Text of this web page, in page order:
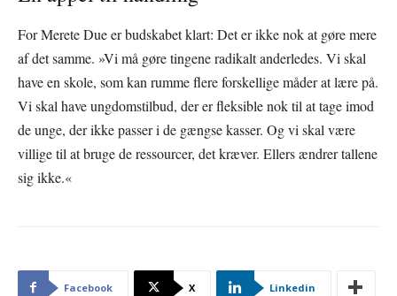
For Merete Due er budskabet klart: Det er ikke nok at gøre mere
af det samme. »Vi må gøre tingene radikalt anderledes. Vi skal
have en skole, som kan rumme flere forskellige måder at lære på.
Vi skal have ungdomstilbud, der er fleksible nok til at tage imod
de unge, der ikke passer i de gængse kasser. Og vi skal være
villige til at bruge de ressourcer, det kræver. Ellers ændrer tallene
sig ikke.«
Facebook X Linkedin